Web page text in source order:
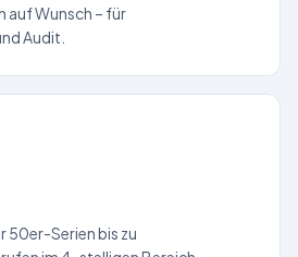
Wunsch – für
Audit.
50er-Serien bis zu